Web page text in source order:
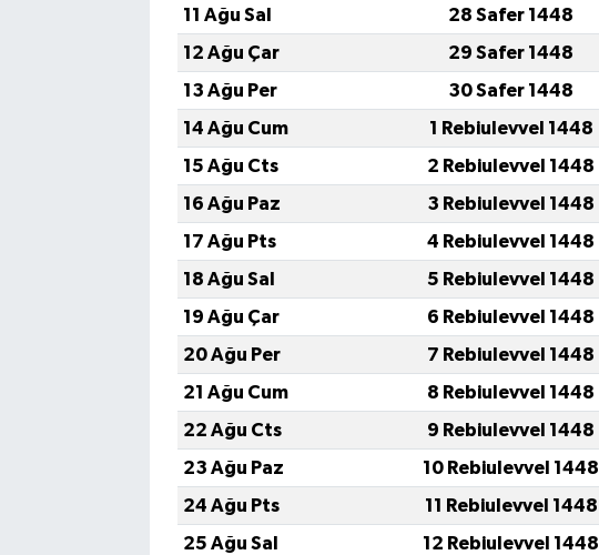
11 Ağu Sal
28 Safer 1448
12 Ağu Çar
29 Safer 1448
13 Ağu Per
30 Safer 1448
14 Ağu Cum
1 Rebiulevvel 1448
15 Ağu Cts
2 Rebiulevvel 1448
16 Ağu Paz
3 Rebiulevvel 1448
17 Ağu Pts
4 Rebiulevvel 1448
18 Ağu Sal
5 Rebiulevvel 1448
19 Ağu Çar
6 Rebiulevvel 1448
20 Ağu Per
7 Rebiulevvel 1448
21 Ağu Cum
8 Rebiulevvel 1448
22 Ağu Cts
9 Rebiulevvel 1448
23 Ağu Paz
10 Rebiulevvel 1448
24 Ağu Pts
11 Rebiulevvel 1448
25 Ağu Sal
12 Rebiulevvel 1448